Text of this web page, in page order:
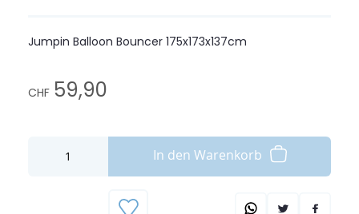
Jumpin Balloon Bouncer 175x173x137cm
CHF 59,90
In den Warenkorb